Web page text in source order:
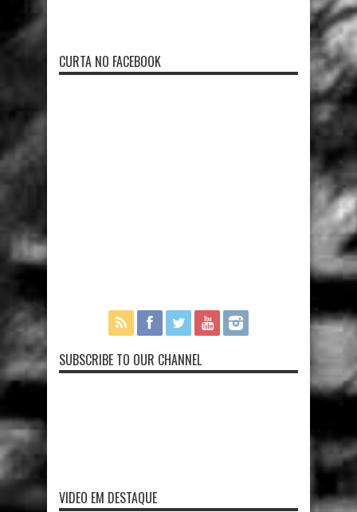
CURTA NO FACEBOOK
SUBSCRIBE TO OUR CHANNEL
VIDEO EM DESTAQUE